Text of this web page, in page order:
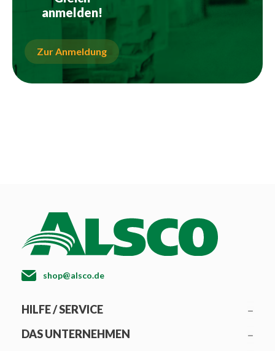
anmelden!
Zur Anmeldung
shop@alsco.de
HILFE / SERVICE
DAS UNTERNEHMEN